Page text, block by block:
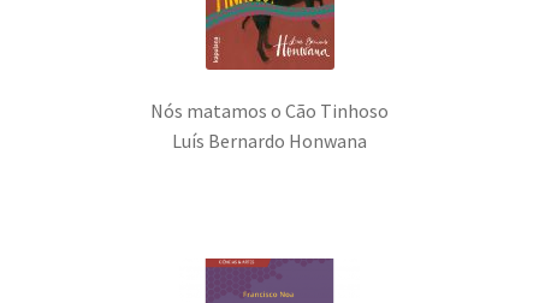
Nós matamos o Cão Tinhoso
Luís Bernardo Honwana